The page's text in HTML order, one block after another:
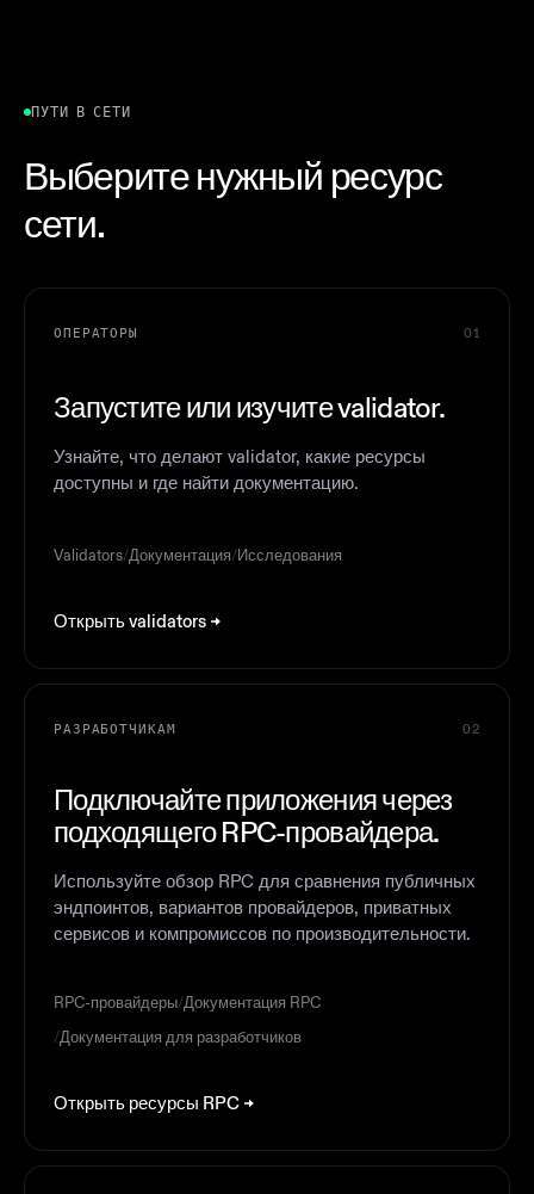
ПУТИ В СЕТИ
Выберите нужный ресурс
сети.
ОПЕРАТОРЫ 01
Запустите или изучите validator.
Узнайте, что делают validator, какие ресурсы
доступны и где найти документацию.
Validators/Документация/Исследования
Открыть validators
РАЗРАБОТЧИКАМ 02
Подключайте приложения через
подходящего RPC-провайдера.
Используйте обзор RPC для сравнения публичных
эндпоинтов, вариантов провайдеров, приватных
сервисов и компромиссов по производительности.
RPC-провайдеры/Документация RPC
/Документация для разработчиков
Открыть ресурсы RPC